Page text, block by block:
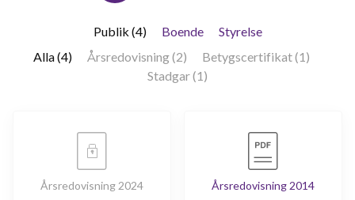
Publik (4) Boende
Styrelse
Alla (4)
Årsredovisning (2)
Betygscertifikat (1)
Stadgar (1)
Årsredovisning 2024 Årsredovisning 2014